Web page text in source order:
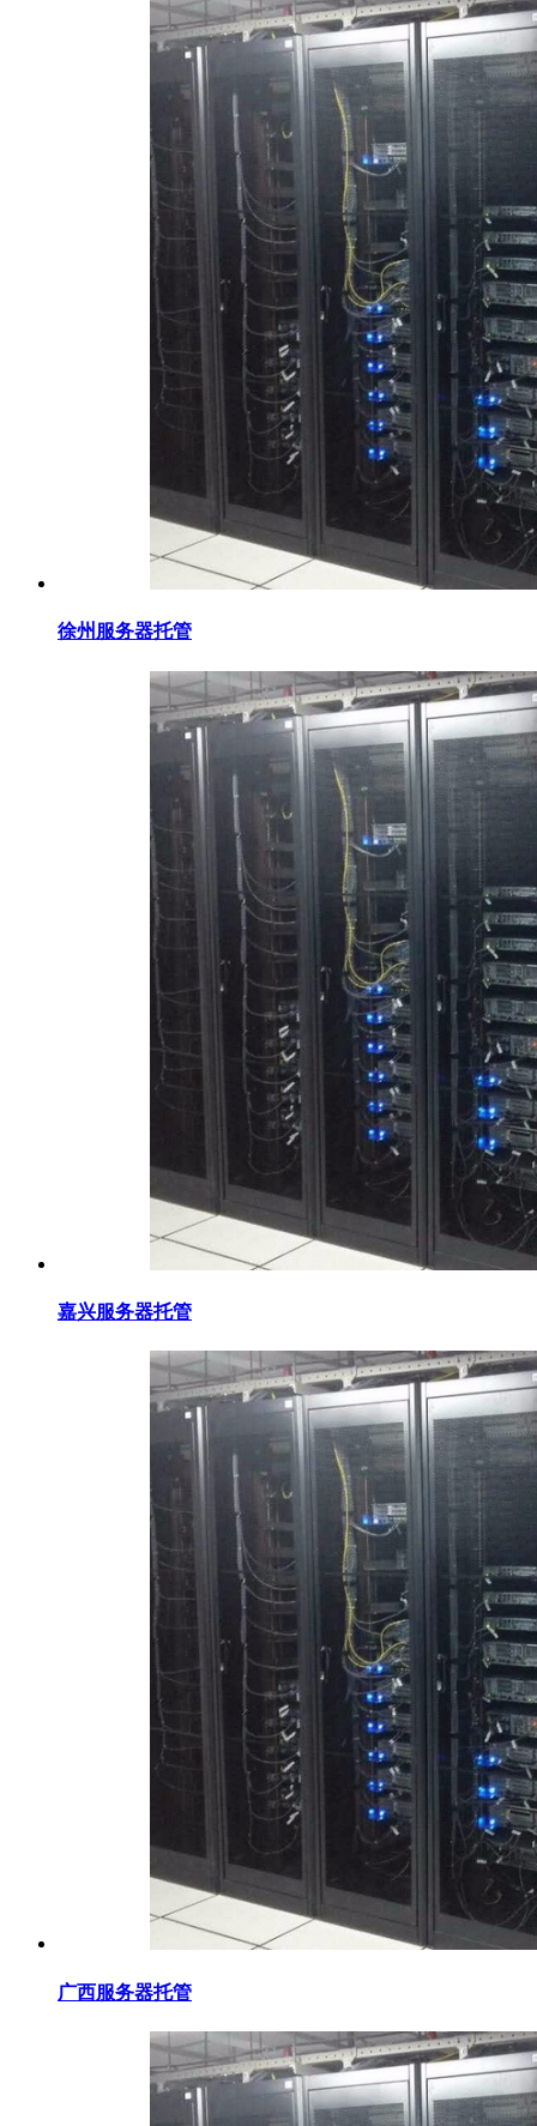
徐州服务器托管
嘉兴服务器托管
广西服务器托管